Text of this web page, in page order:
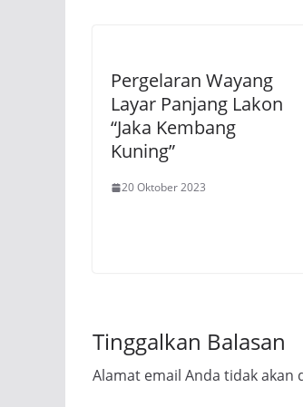
Pergelaran Wayang
Layar Panjang Lakon
“Jaka Kembang
Kuning”
20 Oktober 2023
Tinggalkan Balasan
Alamat email Anda tidak akan